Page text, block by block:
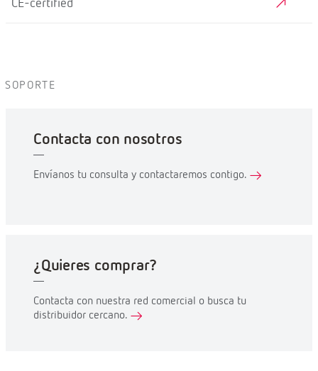
CE-certified
SOPORTE
Contacta con nosotros
Envíanos tu consulta y contactaremos contigo.
¿Quieres comprar?
Contacta con nuestra red comercial o busca tu
distribuidor cercano.